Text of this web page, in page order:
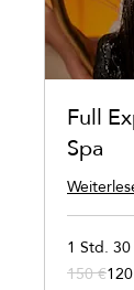
Full
Spa
1 Std.
150
Euro
150 €